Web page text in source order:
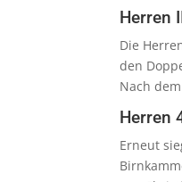
Herren
Die
den
Nach
Herren
Erneut